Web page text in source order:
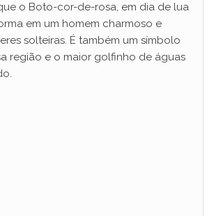
o Boto-cor-de-rosa, em dia de lua
em um homem charmoso e
solteiras. É também um símbolo
região e o maior golfinho de águas